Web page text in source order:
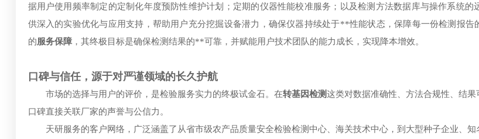
据用户使用频率制定的定制化年度预防性维护计划；定期的仪器性能校准服务；以及检测方法数据库与操作系统
供深入的实验优化与应用支持，帮助用户充分挖掘设备潜力，确保仪器持续处于**性能状态，保障每一份检测报告
的服务保障，其终极目标是确保检测结果的**可靠，并赋能用户技术团队的能力成长，实现降本增效。
口碑与信任，源于对严谨领域的长久护航
市场的选择与用户的评价，是检验服务实力的终极试金石。在转基因检测这类对数据准确性、方法合规性、结
口碑直接关联厂家的声誉与公信力。
天研服务的客户网络，广泛涵盖了从省市级农产品质量安全检验检测中心、海关技术中心，到大型种子企业、